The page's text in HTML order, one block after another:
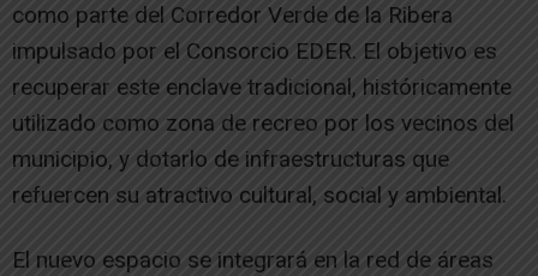
como parte del Corredor Verde de la Ribera
impulsado por el Consorcio EDER. El objetivo es
recuperar este enclave tradicional, históricamente
utilizado como zona de recreo por los vecinos del
municipio, y dotarlo de infraestructuras que
refuercen su atractivo cultural, social y ambiental.
El nuevo espacio se integrará en la red de áreas